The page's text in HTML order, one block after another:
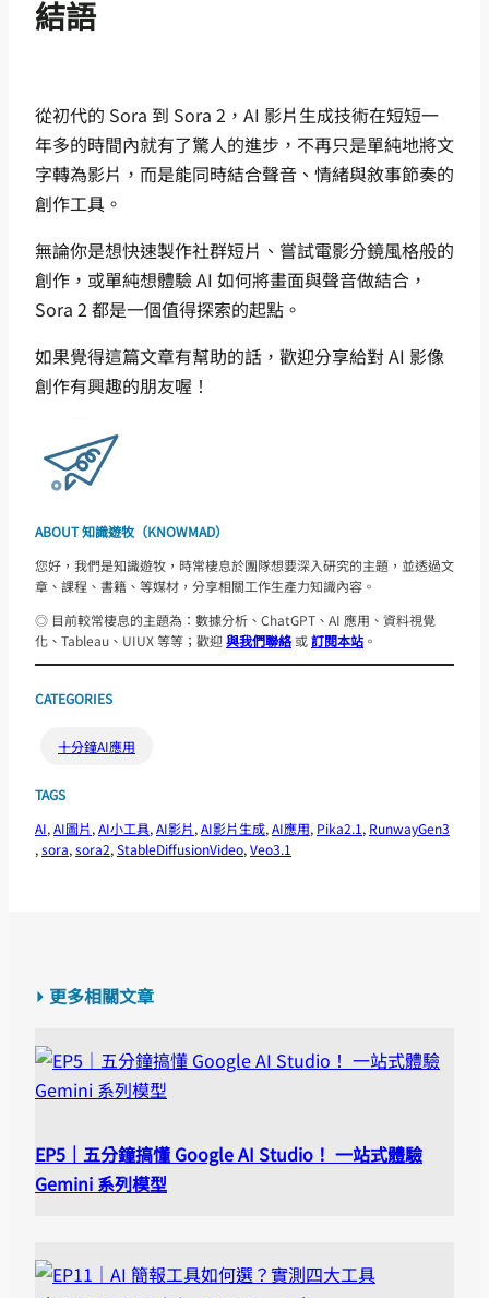
結語
從初代的 Sora 到 Sora 2，AI 影片生成技術在短短一
年多的時間內就有了驚人的進步，不再只是單純地將文
字轉為影片，而是能同時結合聲音、情緒與敘事節奏的
創作工具。
無論你是想快速製作社群短片、嘗試電影分鏡風格般的
創作，或單純想體驗 AI 如何將畫面與聲音做結合，
Sora 2 都是一個值得探索的起點。
如果覺得這篇文章有幫助的話，歡迎分享給對 AI 影像
創作有興趣的朋友喔！
ABOUT 知識遊牧（KNOWMAD）
您好，我們是知識遊牧，時常棲息於團隊想要深入研究的主題，並透過文
章、課程、書籍、等媒材，分享相關工作生產力知識內容。
◎ 目前較常棲息的主題為：數據分析、ChatGPT、AI 應用、資料視覺
化、Tableau、UIUX 等等；歡迎 與我們聯絡或訂閱本站 。
CATEGORIES
十分鐘AI應用
TAGS
AI, AI圖片, AI小工具, AI影片, AI影片生成, AI應用, Pika2.1, RunwayGen3
, sora, sora2, StableDiffusionVideo, Veo3.1
⏵ 更多相關文章
EP5｜五分鐘搞懂 Google AI Studio！ 一站式體驗
Gemini 系列模型